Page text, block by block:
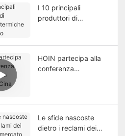
I 10 principali
produttori di
HOIN partecipa alla
conferenza
Le sfide nascoste
dietro i reclami dei